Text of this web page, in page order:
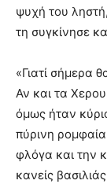
ψυχή του
τη συγκίνησε
«Γιατί σήμερα
Αν και τα
όμως ήταν
πύρινη
φλόγα και την
κανείς